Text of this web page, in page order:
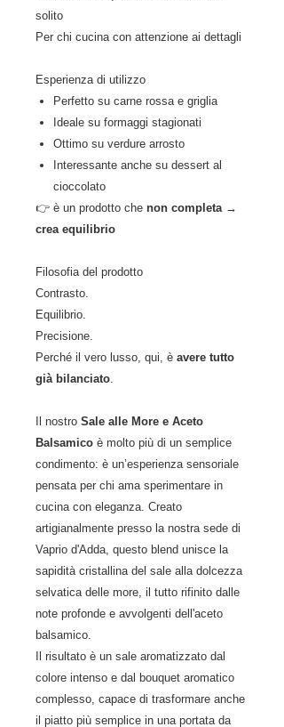
solito
Per chi cucina con attenzione ai dettagli
Esperienza di utilizzo
Perfetto su carne rossa e griglia
Ideale su formaggi stagionati
Ottimo su verdure arrosto
Interessante anche su dessert al
cioccolato
👉 è un prodotto che non completa →
crea equilibrio
Filosofia del prodotto
Contrasto.
Equilibrio.
Precisione.
Perché il vero lusso, qui, è avere tutto
già bilanciato.
Il nostro Sale alle More e Aceto
Balsamico è molto più di un semplice
condimento: è un’esperienza sensoriale
pensata per chi ama sperimentare in
cucina con eleganza. Creato
artigianalmente presso la nostra sede di
Vaprio d'Adda, questo blend unisce la
sapidità cristallina del sale alla dolcezza
selvatica delle more, il tutto rifinito dalle
note profonde e avvolgenti dell'aceto
balsamico.
Il risultato è un sale aromatizzato dal
colore intenso e dal bouquet aromatico
complesso, capace di trasformare anche
il piatto più semplice in una portata da